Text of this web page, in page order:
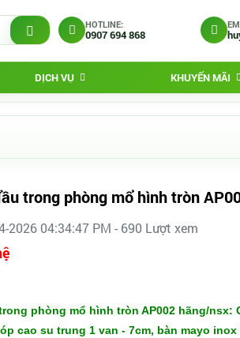
HOTLINE:
0907 694 868
DỊCH VỤ KHUYẾN MÃI
trong phòng mổ hình tròn
2026 04:34:47 PM - 690 Lượt xem
phòng mổ hình tròn AP002 hãng/nsx:
cao su trung 1 van - 7cm, bàn mayo